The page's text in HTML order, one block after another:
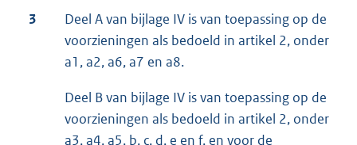
3
Deel A van bijlage IV is van toepassing op de
voorzieningen als bedoeld in artikel 2, onder
a1, a2, a6, a7 en a8.
Deel B van bijlage IV is van toepassing op de
voorzieningen als bedoeld in artikel 2, onder
a3, a4, a5, b, c, d, e en f, en voor de